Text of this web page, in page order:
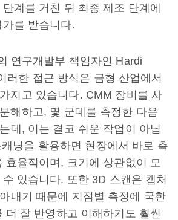
계를 거친 뒤 최종 제조 단계에
를 받습니다.
연구개발부 책임자인 Hardi
러한 접근 방식은 금형 산업에서
지고 있습니다. CMM 장비를 사
해하고, 몇 군데를 측정한 다음
데, 이는 결코 쉬운 작업이 아닙
닝을 활용하면 현장에서 바로 측
효율적이며, 크기에 상관없이 모
있습니다. 또한 3D 스캔은 캡처
내기 때문에 지점별 측정에 국한
더 잘 반영하고 이해하기도 훨씬